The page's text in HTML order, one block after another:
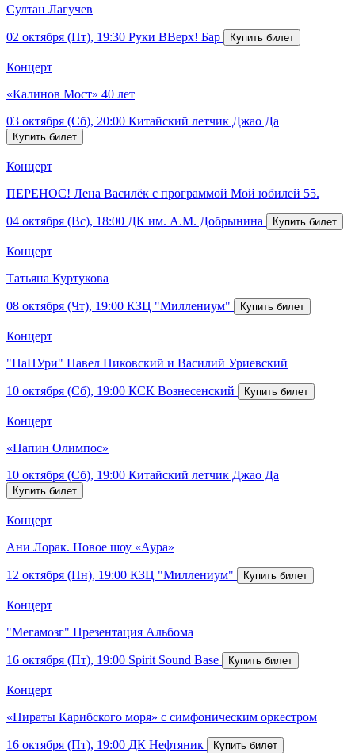
Султан Лагучев
02 октября (Пт), 19:30 Руки ВВерх! Бар
Концерт
«Калинов Мост» 40 лет
03 октября (Сб), 20:00 Китайский летчик Джао Да
Концерт
ПЕРЕНОС! Лена Василёк с программой Мой юбилей 55.
04 октября (Вс), 18:00 ДК им. А.М. Добрынина
Концерт
Татьяна Куртукова
08 октября (Чт), 19:00 КЗЦ "Миллениум"
Концерт
"ПаПУри" Павел Пиковский и Василий Уриевский
10 октября (Сб), 19:00 КСК Вознесенский
Концерт
«Папин Олимпос»
10 октября (Сб), 19:00 Китайский летчик Джао Да
Концерт
Ани Лорак. Новое шоу «Аура»
12 октября (Пн), 19:00 КЗЦ "Миллениум"
Концерт
"Мегамозг" Презентация Альбома
16 октября (Пт), 19:00 Spirit Sound Base
Концерт
«Пираты Карибского моря» с симфоническим оркестром
16 октября (Пт), 19:00 ДК Нефтяник